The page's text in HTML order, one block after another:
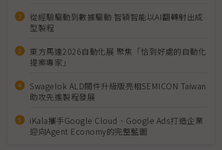
從經驗驅動到數據驅動 智穎智能以AI翻轉射出成
型製程
東方馬達2026自動化展 聚焦「恰到好處的自動化
提案專家」
Swagelok ALD閥件升級版亮相SEMICON Taiwan
助攻先進製程發展
iKala攜手Google Cloud、Google Ads打造企業
迎向Agent Economy的完整藍圖